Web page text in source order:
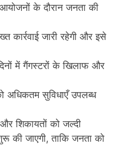
के दौरान जनता की
जारी रहेगी और इसे
में गैंगस्टरों के खिलाफ और
अधिकतम सुविधाएँ उपलब्ध
और शिकायतों को जल्दी
की जाएगी, ताकि जनता को